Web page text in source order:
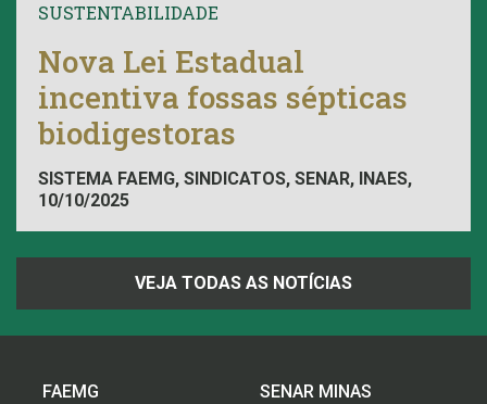
SUSTENTABILIDADE
Nova Lei Estadual
incentiva fossas sépticas
biodigestoras
SISTEMA FAEMG, SINDICATOS, SENAR, INAES,
FAEMG
10/10/2025
VEJA TODAS AS NOTÍCIAS
FAEMG SENAR MINAS